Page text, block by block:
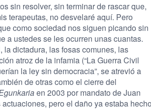
sin resolver, sin terminar de rascar que,
terapeutas, no desvelaré aquí. Pero
como sociedad nos siguen picando sin
a ustedes se les ocurren unas cuantas.
dictadura, las fosas comunes, las
atroz de la infamia (“La Guerra Civil
la ley sin democracia”, se atrevió a
de otras como el cierre del
en 2003 por mandato de Juan
pero el daño ya estaba hecho